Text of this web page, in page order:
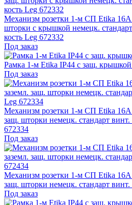
Механизм розетки 1-м СП Etika 16А
шторки с крышкой немецк.
кость Leg 672332
Под заказ
Рамка 1-м Etika IP44 с защ. крышкой
Под заказ
Механизм розетки 1-м СП Etika 16А
защ. шторки немецк. стандарт
672334
Под заказ
Механизм розетки 1-м СП Etika 16А
защ. шторки немецк. стандарт
Под заказ